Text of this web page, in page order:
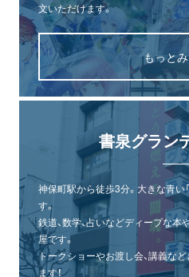
文いただけます。
もっと
書泉グラン
神保町駅から徒歩3分。大きな青い
す。
鉄道、数学、占いなどディープな
屋です。
トークショーやお渡し会、講義な
ます！